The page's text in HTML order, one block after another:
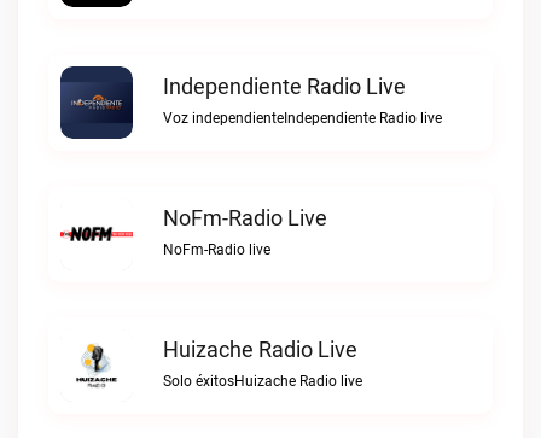
Independiente Radio Live
Voz independienteIndependiente Radio live
NoFm-Radio Live
NoFm-Radio live
Huizache Radio Live
Solo éxitosHuizache Radio live